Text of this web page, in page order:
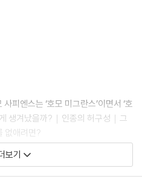
피엔스는 ‘호모 미그란스’이면서 ‘호
생겨났을까?｜인종의 허구성｜그
없애려면?
보기